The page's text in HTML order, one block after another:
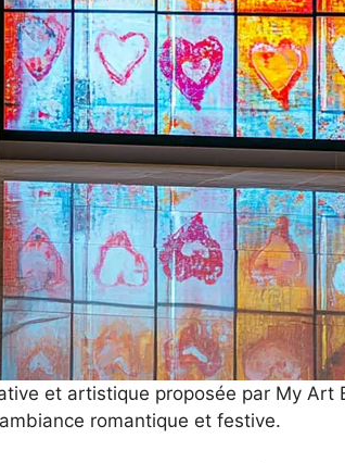
et artistique proposée par My
romantique et festive.